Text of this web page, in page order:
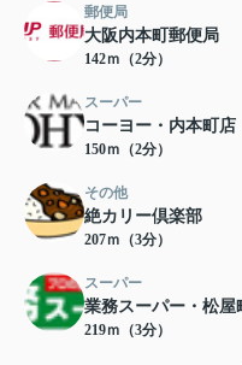
郵便局
大阪内本町郵便局
142ｍ（2分）
スーパー
コーヨー・内本町店
150ｍ（2分）
その他
絶カリー倶楽部
207ｍ（3分）
スーパー
業務スーパー・松屋
219ｍ（3分）